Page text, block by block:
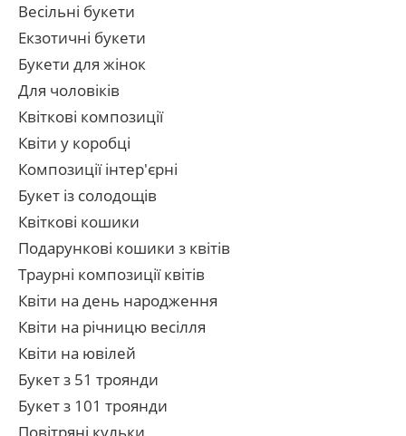
Весільні букети
Екзотичні букети
Букети для жінок
Для чоловіків
Квіткові композиції
Квіти у коробці
Композиції інтер'єрні
Букет із солодощів
Квіткові кошики
Подарункові кошики з квітів
Траурні композиції квітів
Квіти на день народження
Квіти на річницю весілля
Квіти на ювілей
Букет з 51 троянди
Букет з 101 троянди